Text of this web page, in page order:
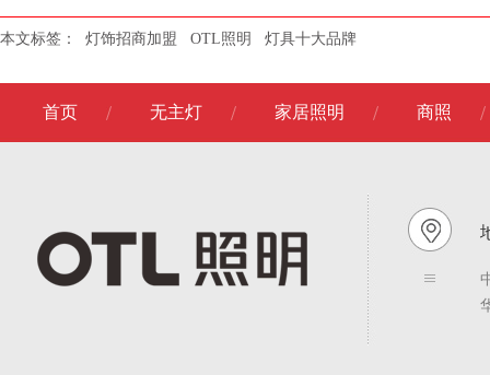
本文标签： 灯饰招商加盟 OTL照明 灯具十大品牌
首页 无主灯 家居照明 商照